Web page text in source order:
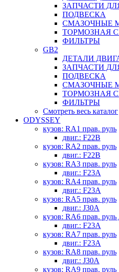
ЗАПЧАСТИ
ПОДВЕСКА
СМАЗОЧНЫЕ
ТОРМОЗНАЯ
ФИЛЬТРЫ
GB2
ДЕТАЛИ
ЗАПЧАСТИ
ПОДВЕСКА
СМАЗОЧНЫЕ
ТОРМОЗНАЯ
ФИЛЬТРЫ
Смотреть весь каталог
ODYSSEY
кузов: RA1 прав. руль
двиг.: F22B
кузов: RA2 прав. руль
двиг.: F22B
кузов: RA3 прав. руль
двиг.: F23A
кузов: RA4 прав. руль
двиг.: F23A
кузов: RA5 прав. руль
двиг.: J30A
кузов: RA6 прав. руль
двиг.: F23A
кузов: RA7 прав. руль
двиг.: F23A
кузов: RA8 прав. руль
двиг.: J30A
кузов: RA9 прав. руль